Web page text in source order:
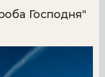
Господня"